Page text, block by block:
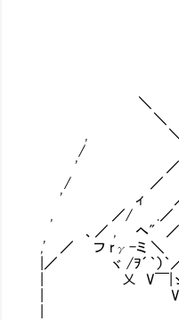
＼
＼
, ＼
/
' ／
/ ／
' ィ ／/
, ／/ .／ '
、／ , ヘ" ／
,' ／ フ rγ-ミ
|／ ヾ /ｦ´｀）｀／
| 乂 V￣|ゝ／
| V
|